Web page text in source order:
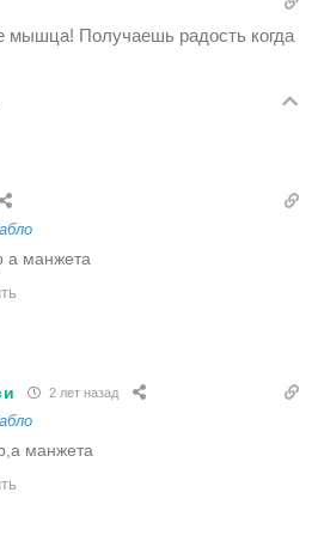
мышца! Получаешь радость когда
а манжета
2 лет назад
манжета